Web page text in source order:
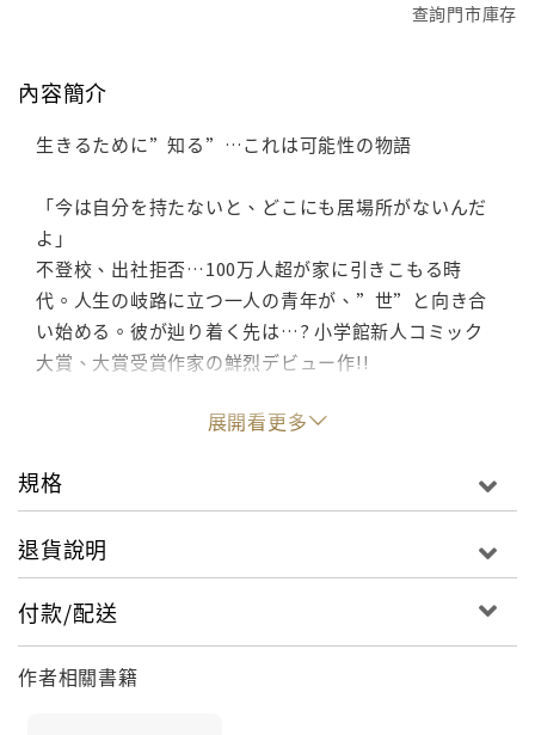
查詢門市庫存
內容簡介
生きるために”知る”…これは可能性の物語
「今は自分を持たないと、どこにも居場所がないんだ
よ」
不登校、出社拒否…100万人超が家に引きこもる時
代。人生の岐路に立つ一人の青年が、”世”と向き合
い始める。彼が辿り着く先は…? 小学館新人コミック
大賞、大賞受賞作家の鮮烈デビュー作!!
展開看更多
規格
退貨說明
付款/配送
作者相關書籍